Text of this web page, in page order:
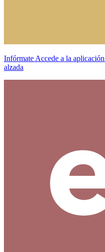
Infórmate Accede a la aplicación
alzada